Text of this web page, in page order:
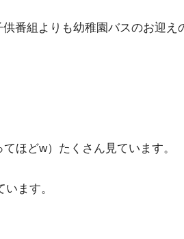
番組よりも幼稚園バスのお迎え
ほどw）たくさん見ています。
ます。